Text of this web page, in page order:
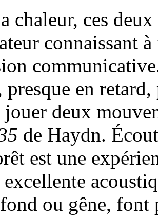
chaleur, ces deux
connaissant
presque en
jouer deux
de Haydn.
est une
excellente
ou gêne, font